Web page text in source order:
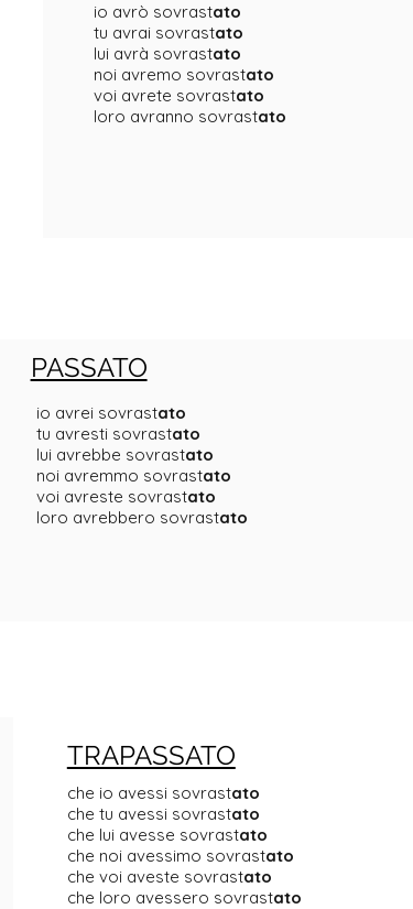
io avrò sovrastato
tu avrai sovrastato
lui avrà sovrastato
noi avremo sovrastato
voi avrete sovrastato
loro avranno sovrastato
PASSATO
io avrei sovrastato
tu avresti sovrastato
lui avrebbe sovrastato
noi avremmo sovrastato
voi avreste sovrastato
loro avrebbero sovrastato
TRAPASSATO
che io avessi sovrastato
che tu avessi sovrastato
che lui avesse sovrastato
che noi avessimo sovrastato
che voi aveste sovrastato
che loro avessero sovrastato